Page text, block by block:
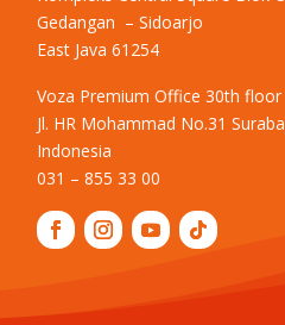
Gedangan – Sidoarjo
East Java 61254
Voza Premium Office 30th floor
Jl. HR Mohammad No.31
Indonesia
031 – 855 33 00